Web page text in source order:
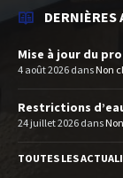
DERNIÈRES
Mise à jour du
4 août 2026 dansNon
Restrictions
24 juillet 2026 dans
TOUTES LES